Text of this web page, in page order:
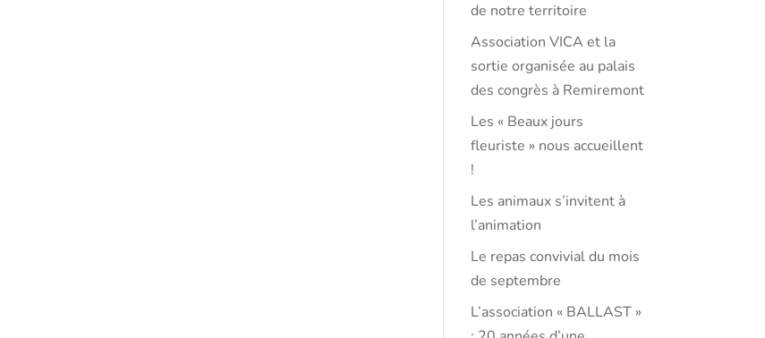
de notre territoire
Association VICA et la
sortie organisée au palais
des congrès à Remiremont
Les « Beaux jours
fleuriste » nous accueillent
!
Les animaux s’invitent à
l’animation
Le repas convivial du mois
de septembre
L’association « BALLAST »